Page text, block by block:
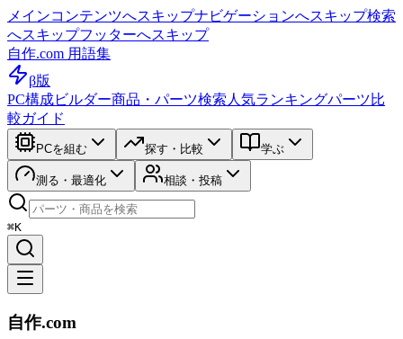
メインコンテンツへスキップナビゲーションへスキップ検索
へスキップフッターへスキップ
自作.com 用語集
β版
PC構成ビルダー商品・パーツ検索 人気ランキングパーツ比
較ガイド
PCを組む 探す・比較 学ぶ
測る・最適化 相談・投稿
⌘K
自作.com